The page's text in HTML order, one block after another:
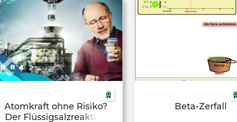
Atomkraft ohne Risiko?
Der Flüssigsalzreaktor |
Beta-Zerfall